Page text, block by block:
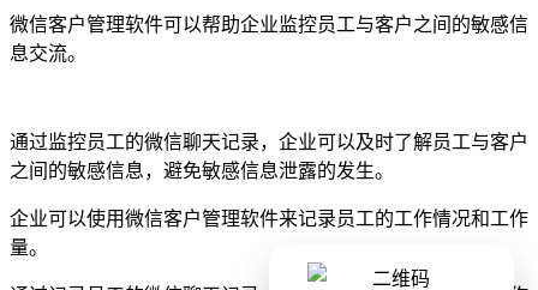
微信客户管理软件可以帮助企业监控员工与客户之间的敏感信
息交流。
通过监控员工的微信聊天记录，企业可以及时了解员工与客户
之间的敏感信息，避免敏感信息泄露的发生。
企业可以使用微信客户管理软件来记录员工的工作情况和工作
量。